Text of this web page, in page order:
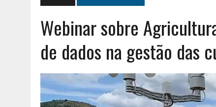
JULHO 26, 2026 | UM MARCO QUE REDEFINE O COOPERATIVISMO
AGOSTO 6, 2026
UM ENTRE MUITOS
Webinar sobre
de dados na gestão das